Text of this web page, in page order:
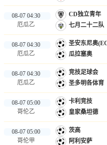
08-07 04:30
厄瓜乙
CD独立青年
七月二十二队
08-07 04:30
厄瓜乙
圣安东尼奥
瓜拉塞奥
08-07 04:30
厄瓜乙
竞技足球会
圣多明各体育
08-07 05:00
哥伦乙
卡利竞技
皇家桑坦德
08-07 05:00
哥伦甲
茨高
阿利安萨